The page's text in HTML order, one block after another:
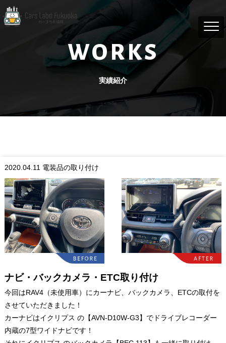
WORKS
実績紹介
2020.04.11 電装品の取り付け
ナビ・バックカメラ・ETC取り付け
今回はRAV4（未使用車）にカーナビ、バックカメラ、ETCの取付を
させていただきました！
カーナビはイクリプス の【AVN-D10W-G3】でドライブレコーダー
内蔵の7型ワイドナビです！